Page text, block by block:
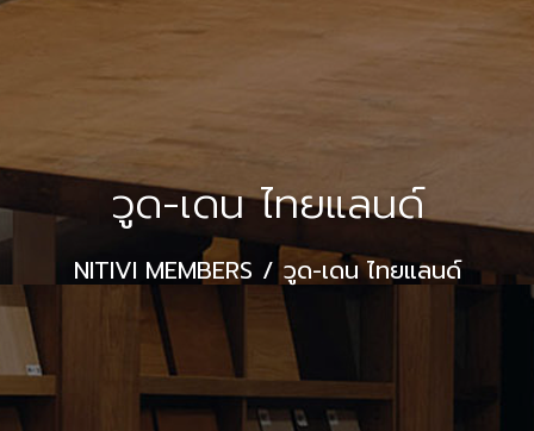
วูด-เดน ไทยแลนด์
NITIVI MEMBERS วูด-เดน ไทยแลนด์